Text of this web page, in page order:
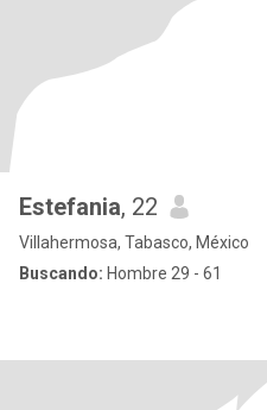
Estefania, 22
Villahermosa, Tabasco, México
Buscando: Hombre 29 - 61